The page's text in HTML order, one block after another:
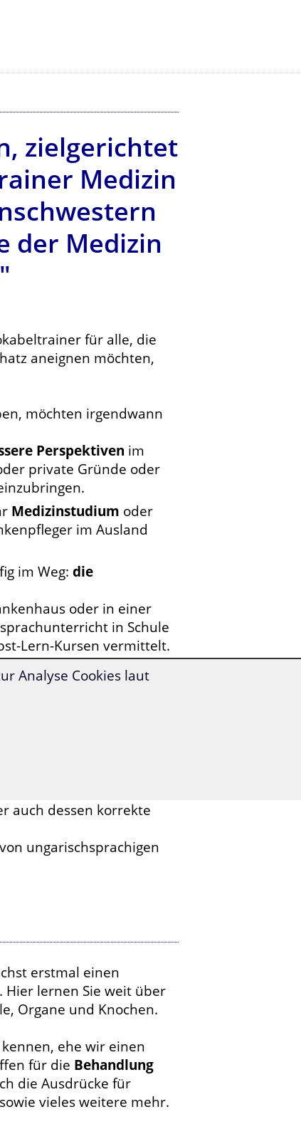
zielgerichtet
Medizin
der Medizin
für alle, die
aneignen möchten,
möchten irgendwann
Perspektiven im
private Gründe oder
Medizinstudium oder
im Ausland
im Weg: die
oder in einer
in Schule
Lern-Kursen vermittelt.
Fachvokabular
Aussprachekennen,
auch dessen korrekte
ungarischsprachigen
erstmal einen
. Hier lernen Sie weit über
Organe und Knochen.
kennen, ehe wir einen
für die Behandlung
die Ausdrücke für
sowie vieles weitere mehr.
Analyse Cookies laut